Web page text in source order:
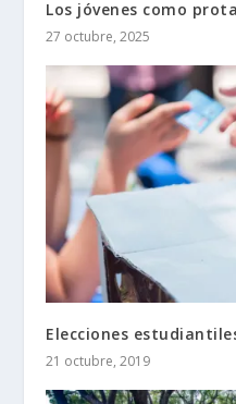
Los jóvenes como
27 octubre, 2025
Elecciones
21 octubre, 2019